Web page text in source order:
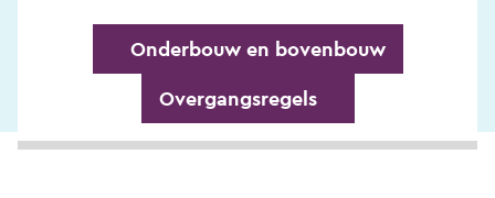
Onderbouw en bovenbouw
Overgangsregels